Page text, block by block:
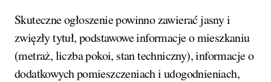
Skuteczne ogłoszenie powinno zawierać jasny i
zwięzły tytuł, podstawowe informacje o mieszkaniu
(metraż, liczba pokoi, stan techniczny), informacje o
dodatkowych pomieszczeniach i udogodnieniach,